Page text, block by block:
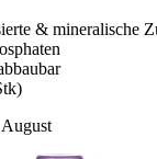
& mineralische